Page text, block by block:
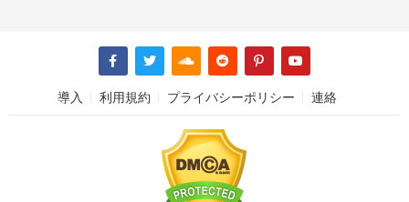
導入 利用規約 プライバシーポリシー 連絡